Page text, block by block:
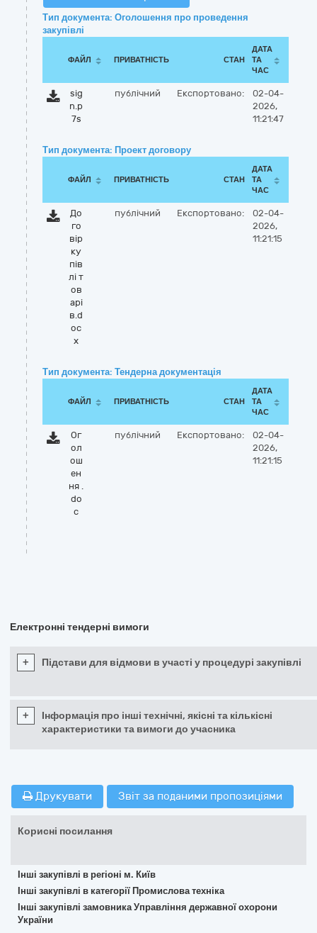
Тип документа: Оголошення про проведення
закупівлі
ФАЙЛ ПРИВАТНІСТЬ СТАН
ДАТА
ТА
ЧАС
sig
n.p
7s
публічний Експортовано:
02-04-
2026,
11:21:47
Тип документа: Проект договору
ФАЙЛ ПРИВАТНІСТЬ СТАН
ДАТА
ТА
ЧАС
До
го
вір
ку
пів
лі т
ов
арі
в.d
oc
x
публічний Експортовано:
02-04-
2026,
11:21:15
Тип документа: Тендерна документація
ФАЙЛ ПРИВАТНІСТЬ СТАН
ДАТА
ТА
ЧАС
Ог
ол
ош
ен
ня .
do
c
публічний Експортовано:
02-04-
2026,
11:21:15
Електронні тендерні вимоги
+ Підстави для відмови в участі у процедурі закупівлі
+
Інформація про інші технічні, якісні та кількісні
характеристики та вимоги до учасника
Друкувати Звіт за поданими пропозиціями
Корисні посилання
Інші закупівлі в регіоні м. Київ
Інші закупівлі в категорії Промислова техніка
Інші закупівлі замовника Управління державної охорони
України